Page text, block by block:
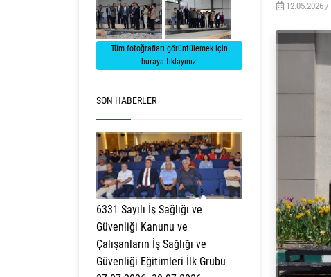
12.05.2026 /
Tüm fotoğrafları görüntülemek için
buraya tıklayınız.
SON HABERLER
6331 Sayılı İş Sağlığı ve
Güvenliği Kanunu ve
Çalışanların İş Sağlığı ve
Güvenliği Eğitimleri İlk Grubu